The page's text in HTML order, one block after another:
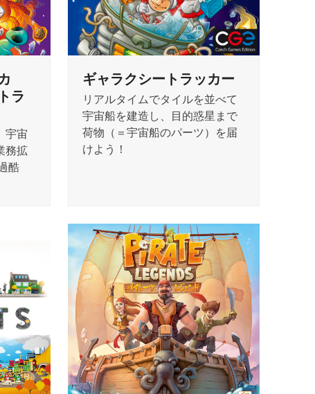
ラ
宇宙
務拡
酷
ギャラクシートラッカー
リアルタイムでタイルを並べて
宇宙船を建造し、目的惑星まで
荷物（＝宇宙船のパーツ）を届
けよう！